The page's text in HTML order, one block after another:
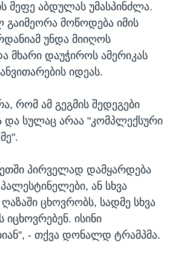
მეფე აბდულას უმასპინძლა.
გაიმეორა მოწოდება იმის
უნდა მიიღოს
მხარი დაუჭიროს ამერიკას
იდეას.
რომ ამ გეგმის შედეგები
და სულაც არაა "კომპლექსური
პირველად დამყარდება
ან სხვა
ცხოვრობს, სადმე სხვა
ისინი
- თქვა დონალდ ტრამპმა.